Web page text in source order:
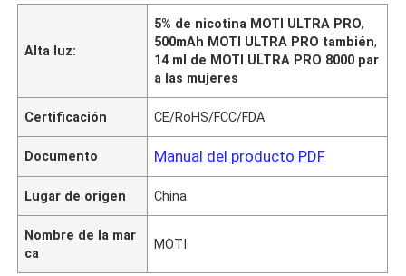
Alta luz:
5% de nicotina MOTI ULTRA PRO,
500mAh MOTI ULTRA PRO también,
14 ml de MOTI ULTRA PRO 8000 par
a las mujeres
Certificación CE/RoHS/FCC/FDA
Documento Manual del producto PDF
Lugar de origen China.
Nombre de la mar
ca
MOTI